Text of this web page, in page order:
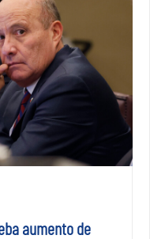
aumento de